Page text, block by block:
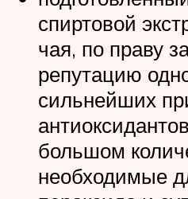
спиртовой
чая, по праву
репутацию
сильнейших
большом
необходимые